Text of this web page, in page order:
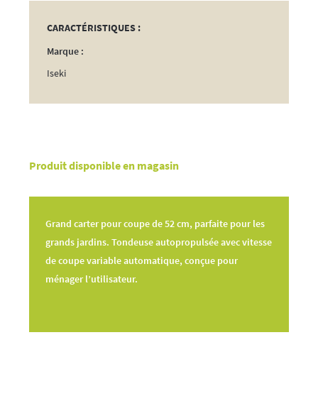
Produit disponible en magasin
Grand carter pour coupe de 52 cm, parfaite pour les
grands jardins. Tondeuse autopropulsée avec vitesse
de coupe variable automatique, conçue pour
ménager l’utilisateur.
CARACTÉRISTIQUES :
Marque :
Iseki